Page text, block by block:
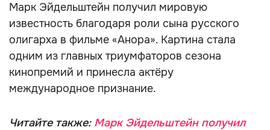
Марк Эйдельштейн получил мировую
известность благодаря роли сына русского
олигарха в фильме «Анора». Картина стала
одним из главных триумфаторов сезона
кинопремий и принесла актёру
международное признание.
Читайте также: Марк Эйдельштейн получил